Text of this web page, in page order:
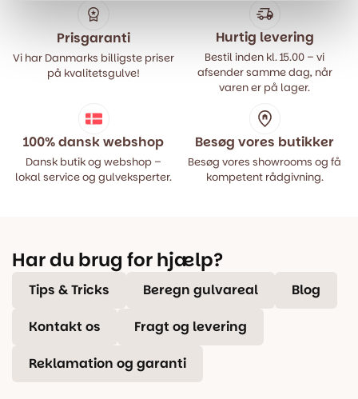
Prisgaranti
Vi har Danmarks billigste priser
på kvalitetsgulve!
Hurtig levering
Bestil inden kl. 15.00 – vi
afsender samme dag, når
varen er på lager.
100% dansk webshop
Dansk butik og webshop –
lokal service og gulveksperter.
Besøg vores butikker
Besøg vores showrooms og få
kompetent rådgivning.
Har du brug for hjælp?
Tips & Tricks Beregn gulvareal Blog
Kontakt os Fragt og levering
Reklamation og garanti